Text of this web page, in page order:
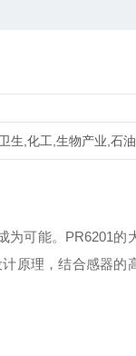
生,化工,生物产业,石
为可能。PR6201的
原理，结合感器的